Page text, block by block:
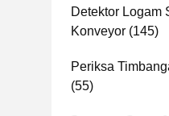
Detektor Logam
Konveyor (145)
Periksa
(55)